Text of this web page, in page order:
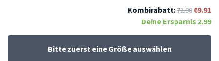
Kombirabatt:72.90 69.91
Deine Ersparnis 2.99
Bitte zuerst eine Größe auswählen